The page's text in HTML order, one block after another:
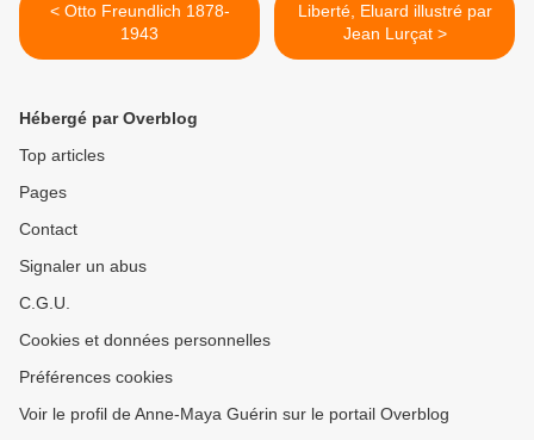
< Otto Freundlich 1878-
1943
Liberté, Eluard illustré par
Jean Lurçat >
Hébergé par Overblog
Top articles
Pages
Contact
Signaler un abus
C.G.U.
Cookies et données personnelles
Préférences cookies
Voir le profil de Anne-Maya Guérin sur le portail Overblog